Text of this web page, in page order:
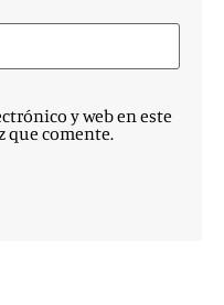
y web en este
que comente.